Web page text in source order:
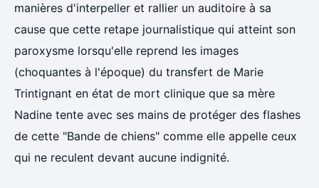
manières d'interpeller et rallier un auditoire à sa
cause que cette retape journalistique qui atteint son
paroxysme lorsqu'elle reprend les images
(choquantes à l'époque) du transfert de Marie
Trintignant en état de mort clinique que sa mère
Nadine tente avec ses mains de protéger des flashes
de cette "Bande de chiens" comme elle appelle ceux
qui ne reculent devant aucune indignité.